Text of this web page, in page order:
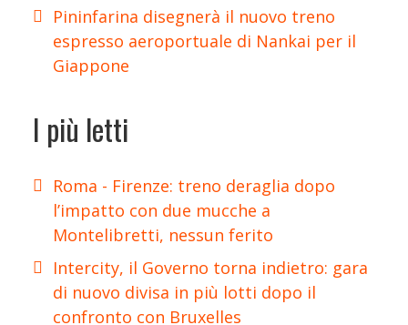
Pininfarina disegnerà il nuovo treno
espresso aeroportuale di Nankai per il
Giappone
I più letti
Roma - Firenze: treno deraglia dopo
l’impatto con due mucche a
Montelibretti, nessun ferito
Intercity, il Governo torna indietro: gara
di nuovo divisa in più lotti dopo il
confronto con Bruxelles